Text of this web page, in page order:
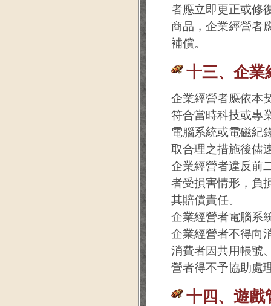
者應立即更正或修
商品，企業經營者
補償。
十三、企業
企業經營者應依本
符合當時科技或專
電腦系統或電磁紀
取合理之措施後儘
企業經營者違反前
者受損害情形，負
其賠償責任。
企業經營者電腦系
企業經營者不得向
消費者因共用帳號
營者得不予協助處
十四、遊戲